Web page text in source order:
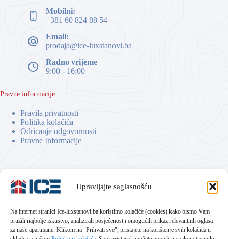
Upravljajte saglasnošću
Na internet stranici Ice-luxstanovi.ba koristimo kolačiće (cookies) kako bismo Vam
pružili najbolje iskustvo, analizirali posjećenost i omogućili prikaz relevantnih oglasa
za naše apartmane. Klikom na "Prihvati sve", pristajete na korištenje svih kolačića u
Mobilni:
+381 60 824 88 54
Email:
prodaja@ice-luxstanovi.ba
Radno vrijeme
9:00 - 16:00
Pravne informacije
Pravila privatnosti
Politika kolačića
Odricanje odgovornosti
Pravne Informacije